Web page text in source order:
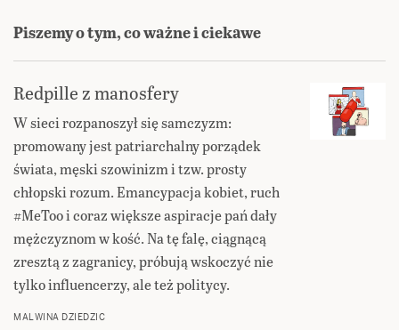
Piszemy o tym, co ważne i ciekawe
Redpille z manosfery
W sieci rozpanoszył się samczyzm:
promowany jest patriarchalny porządek
świata, męski szowinizm i tzw. prosty
chłopski rozum. Emancypacja kobiet, ruch
#MeToo i coraz większe aspiracje pań dały
mężczyznom w kość. Na tę falę, ciągnącą
zresztą z zagranicy, próbują wskoczyć nie
tylko influencerzy, ale też politycy.
MALWINA DZIEDZIC